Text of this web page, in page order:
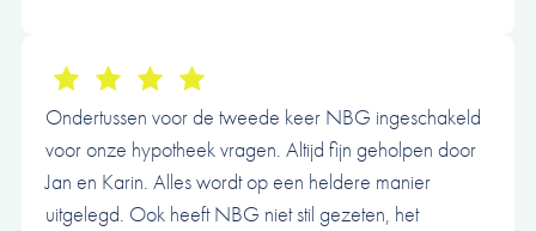
Ondertussen voor de tweede keer NBG ingeschakeld
voor onze hypotheek vragen. Altijd fijn geholpen door
Jan en Karin. Alles wordt op een heldere manier
uitgelegd. Ook heeft NBG niet stil gezeten, het